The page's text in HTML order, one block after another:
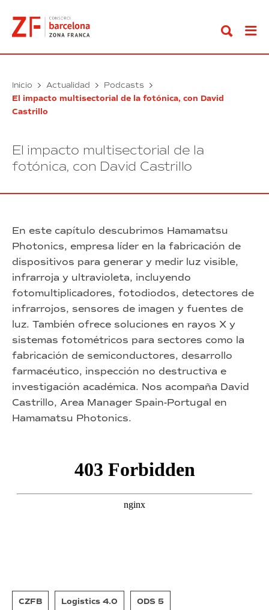
contenido
Inicio Actualidad Podcasts
El impacto multisectorial de la fotónica, con David
Castrillo
El impacto multisectorial de la
fotónica, con David Castrillo
En este capítulo descubrimos Hamamatsu
Photonics, empresa líder en la fabricación de
dispositivos para generar y medir luz visible,
infrarroja y ultravioleta, incluyendo
fotomultiplicadores, fotodiodos, detectores de
infrarrojos, sensores de imagen y fuentes de
luz. También ofrece soluciones en rayos X y
sistemas fotométricos para sectores como la
fabricación de semiconductores, desarrollo
farmacéutico, inspección no destructiva e
investigación académica. Nos acompaña David
Castrillo, Area Manager Spain-Portugal en
Hamamatsu Photonics.
CZFB Logistics 4.0 ODS 5